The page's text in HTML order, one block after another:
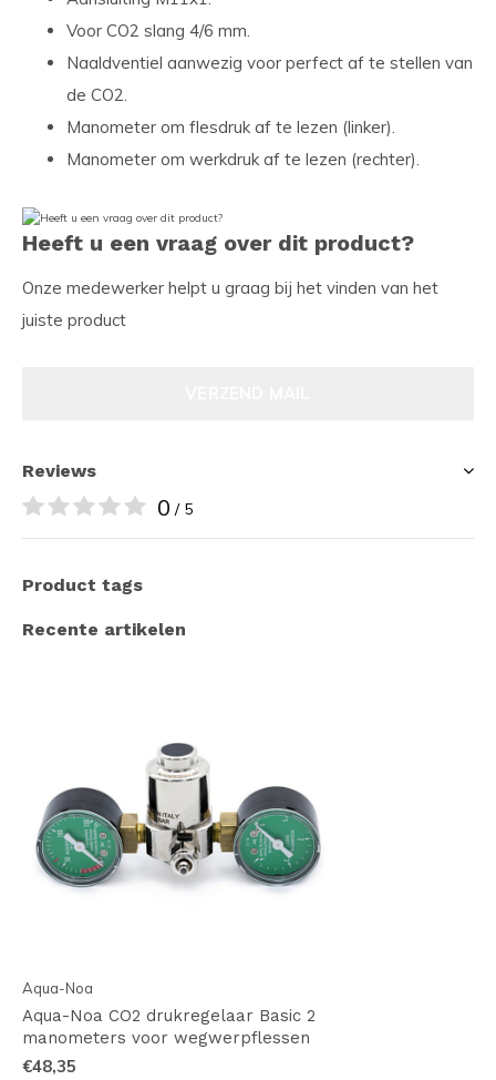
Voor CO2 slang 4/6 mm.
Naaldventiel aanwezig voor perfect af te stellen van
de CO2.
Manometer om flesdruk af te lezen (linker).
Manometer om werkdruk af te lezen (rechter).
Heeft u een vraag over dit product?
Onze medewerker helpt u graag bij het vinden van het
juiste product
Reviews
0 / 5
Product tags
Recente artikelen
Aqua-Noa
Aqua-Noa CO2 drukregelaar Basic 2
manometers voor wegwerpflessen
€48,35